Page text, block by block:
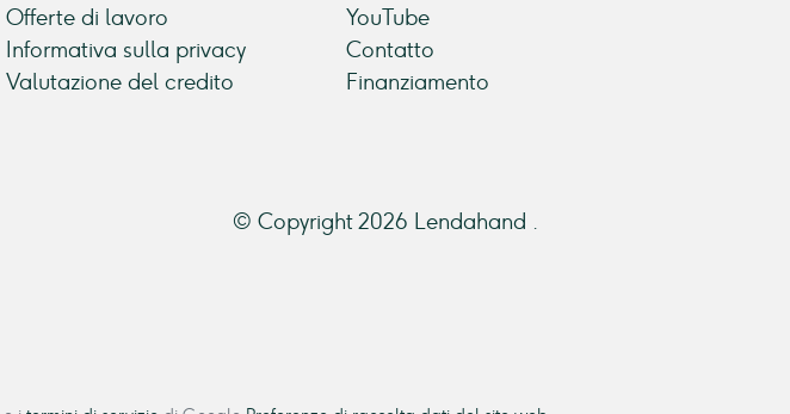
Offerte di lavoro
Informativa sulla privacy
Valutazione del credito
YouTube
Contatto
Finanziamento
© Copyright 2026 Lendahand .